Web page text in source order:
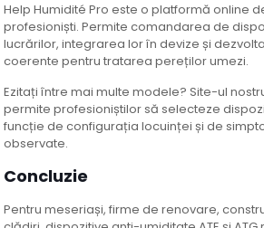
Help Humidité Pro este o platformă online
profesioniști. Permite comandarea de
lucrărilor, integrarea lor în devize și
coerente pentru tratarea pereților umezi.
Ezitați între mai multe modele? Site-ul
permite profesioniștilor să selecteze
funcție de configurația locuinței și de
observate.
Concluzie
Pentru meseriași, firme de renovare,